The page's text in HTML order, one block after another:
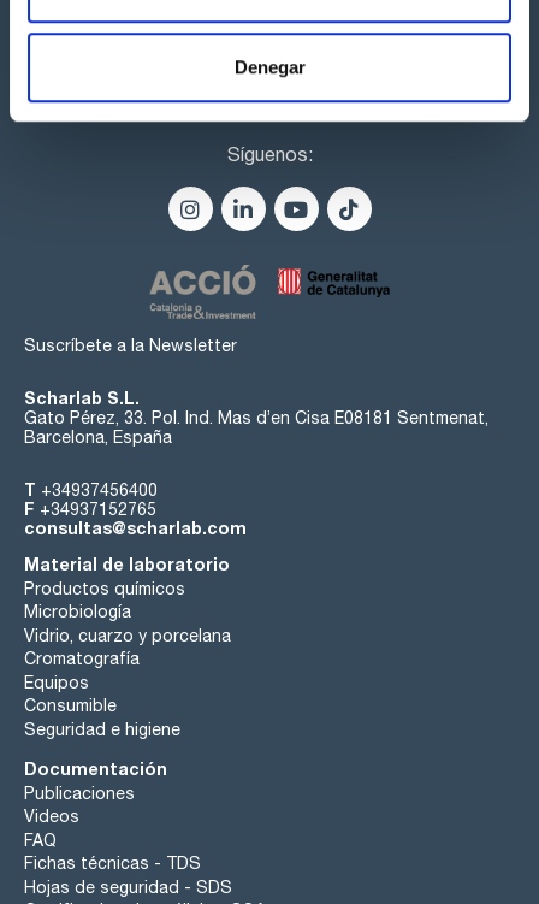
Denegar
Síguenos:
Suscríbete a la Newsletter
Scharlab S.L.
Gato Pérez, 33. Pol. Ind. Mas d’en Cisa E08181 Sentmenat,
Barcelona, España
T +34937456400
F +34937152765
consultas@scharlab.com
Material de laboratorio
Productos químicos
Microbiología
Vidrio, cuarzo y porcelana
Cromatografía
Equipos
Consumible
Seguridad e higiene
Documentación
Publicaciones
Videos
FAQ
Fichas técnicas - TDS
Hojas de seguridad - SDS